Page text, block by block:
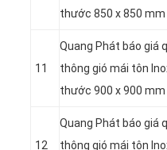
thước 850 x 850 mm
11
Quang Phát báo giá
thông gió mái tôn
thước 900 x 900 mm
12
Quang Phát báo giá
thông gió mái tôn